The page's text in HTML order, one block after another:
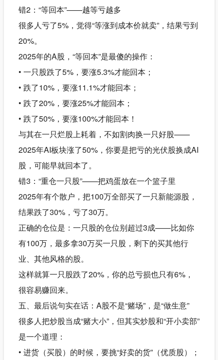
错2：“等回本”——越等亏越多
很多人亏了5%，觉得“等涨到成本价就卖”，结果亏到
20%。
2025年的A股，“等回本”是最傻的操作：
• 一只股跌了5%，要涨5.3%才能回本；
• 跌了10%，要涨11.1%才能回本；
• 跌了20%，要涨25%才能回本；
• 跌了50%，要涨100%才能回本！
与其在一只烂股上耗着，不如割肉换一只好股——
2025年AI板块涨了50%，你要是把亏的光伏股换成AI
股，可能早就回本了。
错3：“重仓一只股”——把鸡蛋放在一个篮子里
2025年有个散户，把100万全部买了一只新能源股，
结果跌了30%，亏了30万。
正确的仓位是：一只股的仓位别超过3成——比如你
有100万，最多拿30万买一只股，剩下的买其他行
业、其他风格的股。
这样就算一只股跌了20%，你的总亏损也只有6%，
很容易赚回来。
五、最后说句实在话：A股不是“赌场”，是“做生意”
很多人把炒股当成“赌大小”，但其实炒股和“开小卖部”
是一个道理：
• 进货（买股）的时候，要挑“好卖的货”（优质股）；